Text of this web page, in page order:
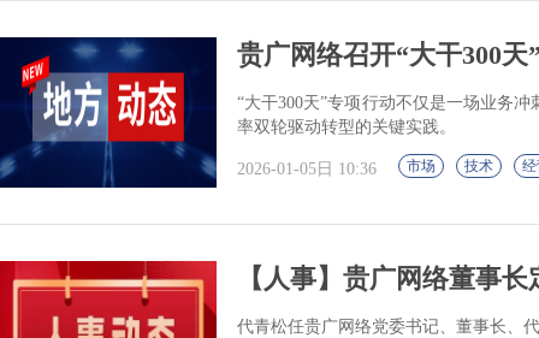
贵广网络召开“大干300
“大干300天”专项行动不仅是一场业务
率双轮驱动转型的关键实践。
2026-01-05日 10:36 市场 技术
【人事】贵广网络董事长
代青松任贵广网络党委书记、董事长、